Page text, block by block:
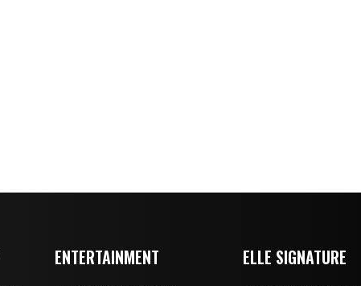
ENTERTAINMENT ELLE SIGNATURE